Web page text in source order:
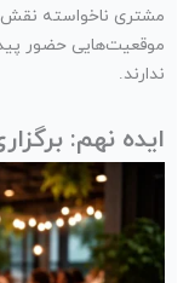
مشتری ناخواسته نقش
موقعیت‌هایی حضور
ندارند.
ایده نهم: